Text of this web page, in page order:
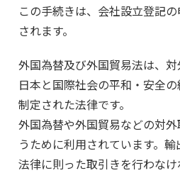
この手続きは、会社設立登記
されます。
外国為替及び外国貿易法は、
日本と国際社会の平和・安全
制定された法律です。
外国為替や外国貿易などの対
うために利用されています。
法律に則った取引きを行わなけ